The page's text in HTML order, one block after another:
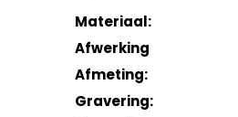
Materiaal:
Afwerking
Afmeting:
Gravering: